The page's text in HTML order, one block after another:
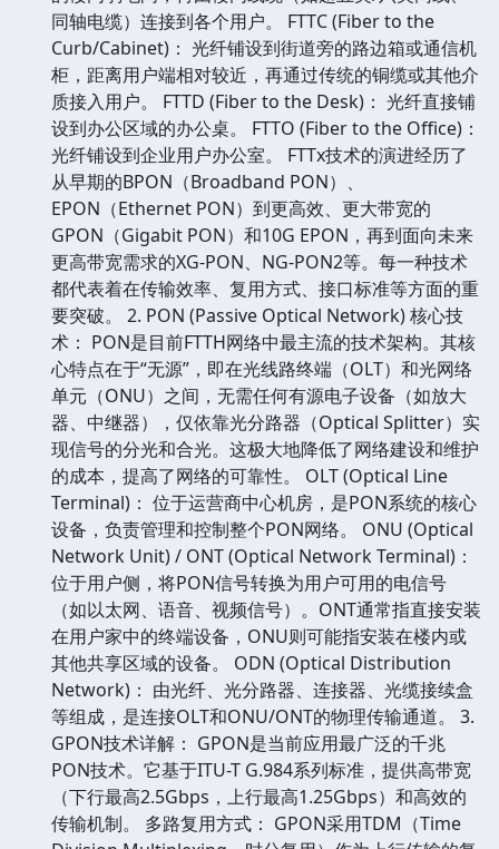
同轴电缆）连接到各个用户。 FTTC (Fiber to the
Curb/Cabinet)： 光纤铺设到街道旁的路边箱或通信机
柜，距离用户端相对较近，再通过传统的铜缆或其他介
质接入用户。 FTTD (Fiber to the Desk)： 光纤直接铺
设到办公区域的办公桌。 FTTO (Fiber to the Office)：
光纤铺设到企业用户办公室。 FTTx技术的演进经历了
从早期的BPON（Broadband PON）、
EPON（Ethernet PON）到更高效、更大带宽的
GPON（Gigabit PON）和10G EPON，再到面向未来
更高带宽需求的XG-PON、NG-PON2等。每一种技术
都代表着在传输效率、复用方式、接口标准等方面的重
要突破。 2. PON (Passive Optical Network) 核心技
术： PON是目前FTTH网络中最主流的技术架构。其核
心特点在于“无源”，即在光线路终端（OLT）和光网络
单元（ONU）之间，无需任何有源电子设备（如放大
器、中继器），仅依靠光分路器（Optical Splitter）实
现信号的分光和合光。这极大地降低了网络建设和维护
的成本，提高了网络的可靠性。 OLT (Optical Line
Terminal)： 位于运营商中心机房，是PON系统的核心
设备，负责管理和控制整个PON网络。 ONU (Optical
Network Unit) / ONT (Optical Network Terminal)：
位于用户侧，将PON信号转换为用户可用的电信号
（如以太网、语音、视频信号）。ONT通常指直接安装
在用户家中的终端设备，ONU则可能指安装在楼内或
其他共享区域的设备。 ODN (Optical Distribution
Network)： 由光纤、光分路器、连接器、光缆接续盒
等组成，是连接OLT和ONU/ONT的物理传输通道。 3.
GPON技术详解： GPON是当前应用最广泛的千兆
PON技术。它基于ITU-T G.984系列标准，提供高带宽
（下行最高2.5Gbps，上行最高1.25Gbps）和高效的
传输机制。 多路复用方式： GPON采用TDM（Time